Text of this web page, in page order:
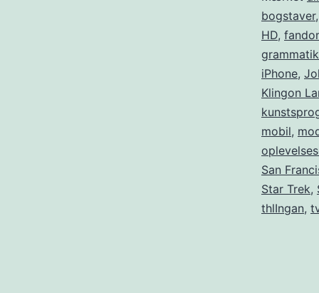
bogstaver
HD,
grammatik
iPhone,
Klingon
mobil,
San
Star Trek,
thlIngan,